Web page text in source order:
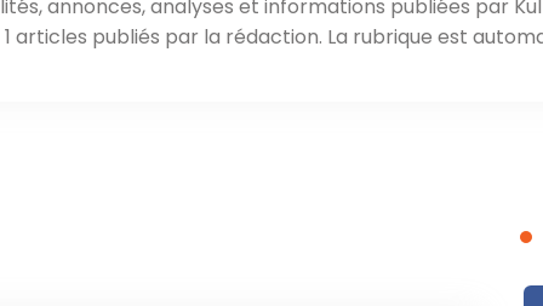
annonces, analyses et informations publiées par
publiés par la rédaction. La rubrique est